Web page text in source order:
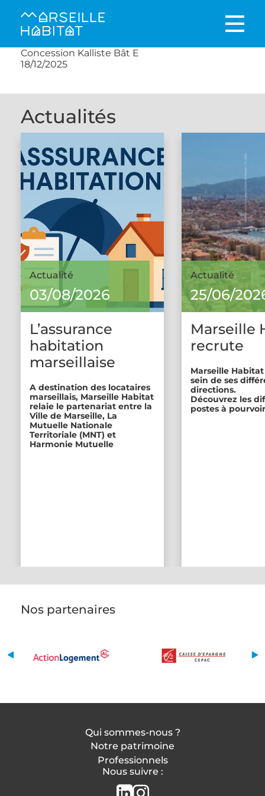
Concession Kalliste Bât E
18/12/2025
Actualités
Actualité
03/08/2026
L’assurance
habitation
marseillaise
A destination des locataires
marseillais, Marseille Habitat
relaie le partenariat entre la
Ville de Marseille, La
Mutuelle Nationale
Territoriale (MNT) et
Harmonie Mutuelle
Actualité
25/06/
Marseille
recrute
Marseille
sein de ses
directions.
Découvrez les
postes à
Nos partenaires
Qui sommes-nous ?
Notre patrimoine
Professionnels
Nous suivre :